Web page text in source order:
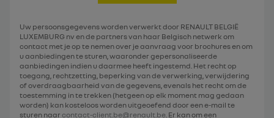
Uw persoonsgegevens worden verwerkt door RENAULT BELGIË
LUXEMBURG nv en de partners van haar Belgisch netwerk om
contact met je op te nemen over je aanvraag voor brochures en om
u aanbiedingen te sturen, waaronder gepersonaliseerde
aanbiedingen indien u daarmee heeft ingestemd. Het recht op
toegang, rechtzetting, beperking van de verwerking, verwijdering
of overdraagbaarheid van de gegevens, evenals het recht om de
toestemming in te trekken (hetgeen op elk moment mag gedaan
worden) kan kosteloos worden uitgeoefend door een e-mail te
sturen naar contact-client.be@renault.be. Er kan om een